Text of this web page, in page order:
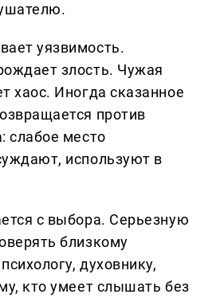
уязвимость.
злость. Чужая
хаос. Иногда сказанное
против
слабое место
используют в
с выбора. Серьезную
близкому
духовнику,
кто умеет слышать без